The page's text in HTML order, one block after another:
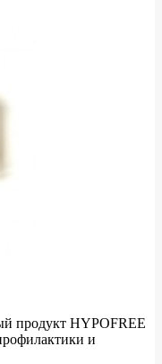
продукт HYPOFREE
и